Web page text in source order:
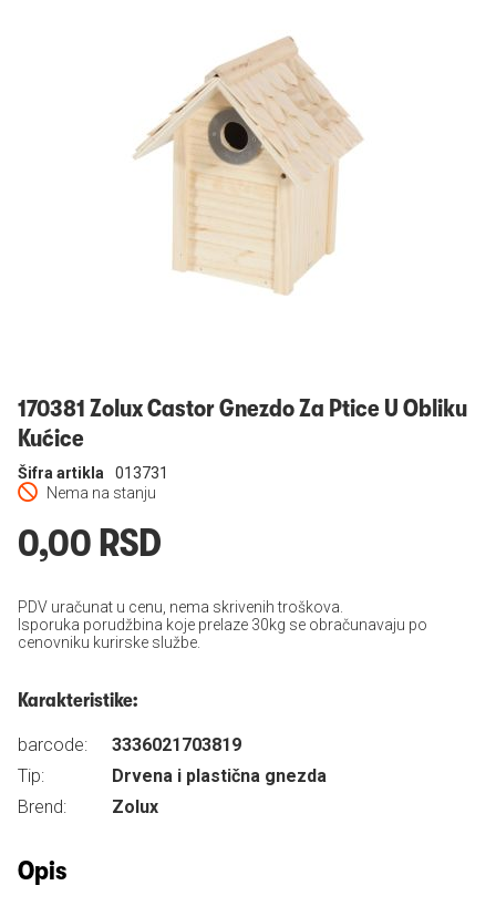
170381 Zolux Castor Gnezdo Za Ptice U Obliku
Kućice
Nema na stanju
Šifra artikla 013731
0,00 RSD
PDV uračunat u cenu, nema skrivenih troškova.
Isporuka porudžbina koje prelaze 30kg se obračunavaju po
cenovniku kurirske službe.
Karakteristike:
barcode:
3336021703819
Tip:
Drvena i plastična gnezda
Brend:
Zolux
Opis